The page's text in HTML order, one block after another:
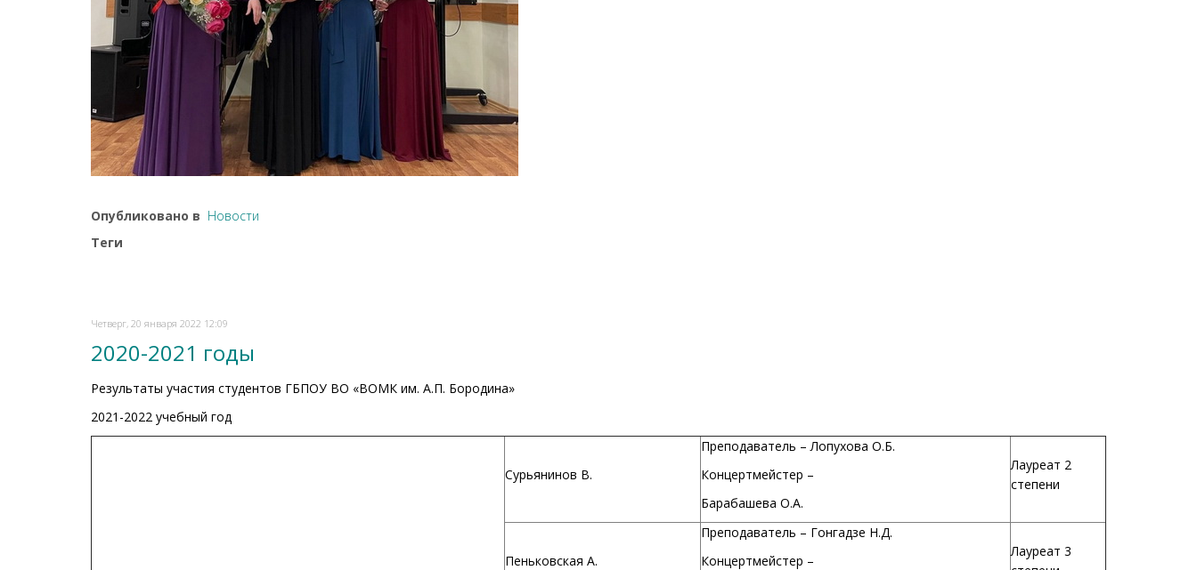
Опубликовано в Новости
Теги
Четверг, 20 января 2022 12:09
2020-2021 годы
Результаты участия студентов ГБПОУ ВО «ВОМК им. А.П. Бородина»
2021-2022 учебный год
Сурьянинов В.
Преподаватель – Лопухова О.Б.
Концертмейстер –
Барабашева О.А.
Лауреат 2
степени
Пеньковская А.
Преподаватель – Гонгадзе Н.Д.
Концертмейстер –
Лауреат 3